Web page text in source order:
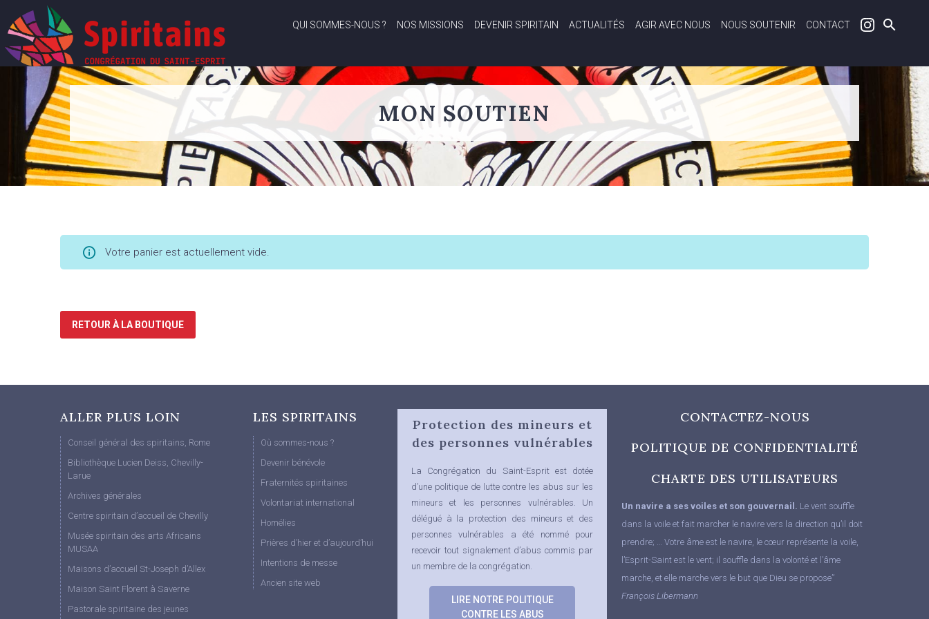
QUI SOMMES-NOUS ? NOS MISSIONS DEVENIR SPIRITAIN ACTUALITÉS AGIR AVEC NOUS NOUS SOUTENIR CONTACT
MON SOUTIEN
Votre panier est actuellement vide.
RETOUR À LA BOUTIQUE
ALLER PLUS LOIN
Conseil général des spiritains, Rome
Bibliothèque Lucien Deiss, Chevilly-
Larue
Archives générales
Centre spiritain d’accueil de Chevilly
Musée spiritain des arts Africains
MUSAA
Maisons d’accueil St-Joseph d’Allex
Maison Saint Florent à Saverne
Pastorale spiritaine des jeunes
LES SPIRITAINS
Où sommes-nous ?
Devenir bénévole
Fraternités spiritaines
Volontariat international
Homélies
Prières d’hier et d’aujourd’hui
Intentions de messe
Ancien site web
Protection des mineurs et
des personnes vulnérables
La Congrégation du Saint-Esprit est dotée
d’une politique de lutte contre les abus sur les
mineurs et les personnes vulnérables. Un
délégué à la protection des mineurs et des
personnes vulnérables a été nommé pour
recevoir tout signalement d’abus commis par
un membre de la congrégation.
LIRE NOTRE POLITIQUE
CONTRE LES ABUS
CONTACTEZ-NOUS
POLITIQUE DE CONFIDENTIALITÉ
CHARTE DES UTILISATEURS
Un navire a ses voiles et son gouvernail. Le vent souffle
dans la voile et fait marcher le navire vers la direction qu’il doit
prendre; … Votre âme est le navire, le cœur représente la voile,
l’Esprit-Saint est le vent; il souffle dans la volonté et l’âme
marche, et elle marche vers le but que Dieu se propose”
François Libermann